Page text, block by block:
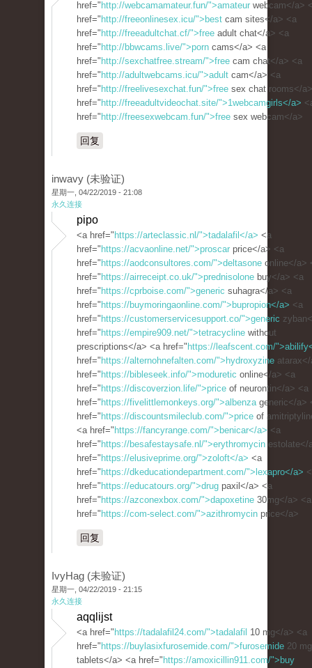
href=" http://webcamamateur.fun/">amateur webcam</a>
href=" http://freeonlinesex.icu/">best cam sites</a> <a
href=" http://freeadultchat.cf/">free adult chat</a> <a
href=" http://bbwcams.live/">porn cams</a> <a
href=" http://sexchatfree.stream/">free cam chat</a> <a
href=" http://adultwebcams.icu/">adult cam</a> <a
href=" http://freelivesexchat.fun/">free sex chat rooms</
href=" http://freeadultvideochat.site/">1webcamgirls</a>
href=" http://freesexwebcam.fun/">free sex webcam</a>
回复
inwavy (未验证)
星期一, 04/22/2019 - 21:08
永久连接
pipo
<a href=" https://arteclassic.nl/">tadalafil</a> <a
href=" https://acvaonline.net/">proscar price</a> <a
href=" https://aodconsultores.com/">deltasone online</a>
href=" https://airreceipt.co.uk/">prednisolone buy</a> <a
href=" https://cprboise.com/">generic suhagra</a> <a
href=" https://buymoringaonline.com/">bupropion</a> <a
href=" https://customerservicesupport.co/">generic
href=" https://empire909.net/">tetracycline without
prescriptions</a> <a href=" https://leafscent.com/
href=" https://alternohnefalten.com/">hydroxyzine
href=" https://bibleseek.info/">moduretic online</a> <a
href=" https://discoverzion.life/">price of neurontin</a> <a
href=" https://fivelittlemonkeys.org/">albenzageneric</a>
href=" https://discountsmileclub.com/">price of
<a href=" https://fancyrange.com/">benicar</a> <a
href=" https://besafestaysafe.nl/">erythromycin estolate</
href=" https://elusiveprime.org/">zoloft</a> <a
href=" https://dkeducationdepartment.com/">lexapro</a>
href=" https://educatours.org/">drug paxil</a> <a
href=" https://azconexbox.com/">dapoxetine 30mg</a> <a
href=" https://com-select.com/">azithromycin price</a>
回复
IvyHag (未验证)
星期一, 04/22/2019 - 21:15
永久连接
aqqlijst
<a href=" https://tadalafil24.com/">tadalafil 10 mg</a> <a
href=" https://buylasixfurosemide.com/">furosemide 20 mg
tablets</a> <a href=" https://amoxicillin911.com/">buy